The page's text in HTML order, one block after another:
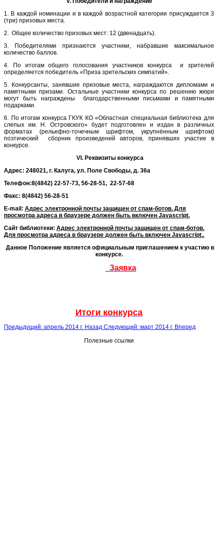
1. В каждой номинации и в каждой возрастной категории присуждается 3
(три) призовых места.
2. Общее количество призовых мест: 12 (двенадцать).
3. Победителями признаются участники, набравшие максимальное
количество баллов.
4. По итогам общего голосования участников конкурса и зрителей
определяется победитель «Приза зрительских симпатий».
5. Конкурсанты, занявшие призовые места, награждаются дипломами и
памятными призами. Остальные участники конкурса по решению жюри
могут быть награждены благодарственными письмами и памятными
подарками.
6. По итогам конкурса ГКУК КО «Областная специальная библиотека для
слепых им. Н. Островского» будет подготовлен и издан в различных
форматах (рельефно-точечным шрифтом, укрупнённым шрифтом)
поэтический сборник произведений авторов, принявших участие в
конкурсе.
VI . Реквизиты конкурса
Адрес: 248021, г. Калуга, ул. Поле Свободы, д. 36а
Телефон:8(4842) 22-57-73, 56-28-51, 22-57-68
Факс: 8(4842) 56-28-51
Е-mail: Адрес электронной почты защищен от спам-ботов. Для
просмотра адреса в браузере должен быть включен Javascript.
Сайт библиотеки: Адрес электронной почты защищен от спам-ботов.
Для просмотра адреса в браузере должен быть включен Javascript..
Данное Положение является официальным приглашением к участию в
конкурсе.
Заявка
Итоги конкурса
Предыдущий: апрель 2014 г. Назад Следующий: март 2014 г. Вперед
Полезные ссылки